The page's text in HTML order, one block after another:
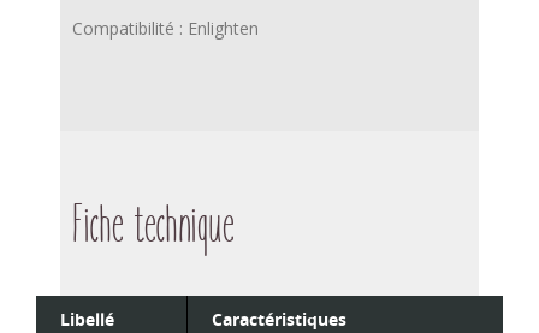
Compatibilité : Enlighten
Fiche technique
Libellé Caractéristiques